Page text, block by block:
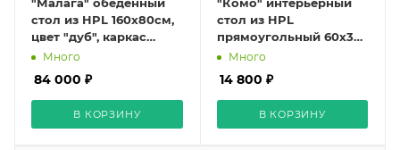
стол из HPL 160х80см,
цвет "дуб", каркас
черный
Много
84 000 ₽
В КОРЗИНУ
стол из HPL
прямоугольный 60х30,
H60, цвет "серый
Много
14 800 ₽
В КОРЗИНУ